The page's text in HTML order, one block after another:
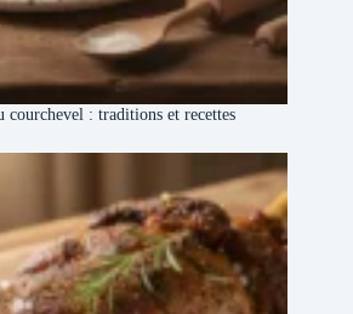
courchevel : traditions et recettes